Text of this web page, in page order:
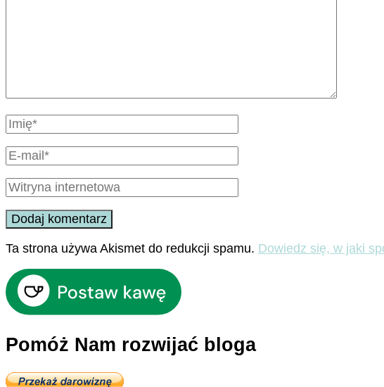
Ta strona używa Akismet do redukcji spamu. Dowiedz się, w jaki
Pomóż Nam rozwijać bloga